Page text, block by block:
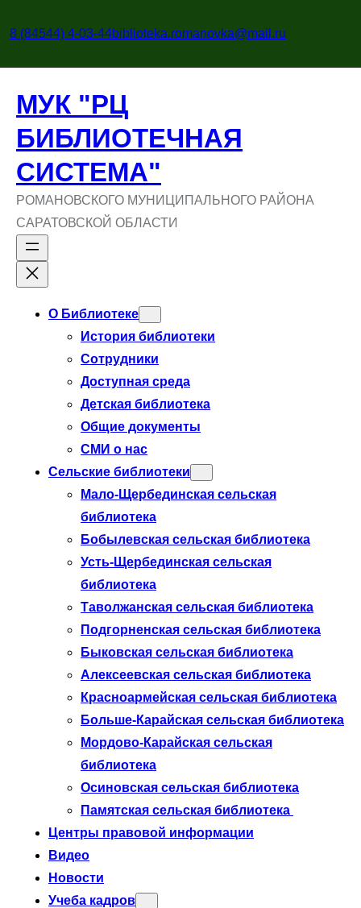
8 (84544) 4-03-44biblioteka.romanovka@mail.ru
МУК "РЦ
БИБЛИОТЕЧНАЯ
СИСТЕМА"
РОМАНОВСКОГО МУНИЦИПАЛЬНОГО РАЙОНА
САРАТОВСКОЙ ОБЛАСТИ
О Библиотеке
История библиотеки
Сотрудники
Доступная среда
Детская библиотека
Общие документы
СМИ о нас
Сельские библиотеки
Мало-Щербединская сельская
библиотека
Бобылевская сельская библиотека
Усть-Щербединская сельская
библиотека
Таволжанская сельская библиотека
Подгорненская сельская библиотека
Быковская сельская библиотека
Алексеевская сельская библиотека
Красноармейская сельская библиотека
Больше-Карайская сельская библиотека
Мордово-Карайская сельская
библиотека
Осиновская сельская библиотека
Памятская сельская библиотека
Центры правовой информации
Видео
Новости
Учеба кадров